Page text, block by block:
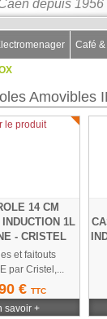
depuis 1956
Café
Amovibles
14 CM
1L
- CRISTEL
et faitouts
par Cristel,...
€ TTC
savoir +